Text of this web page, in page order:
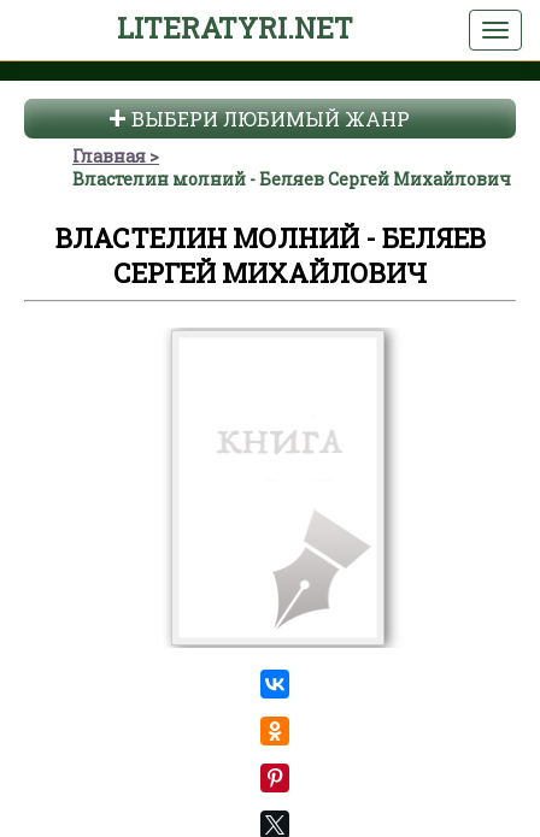
LITERATYRI.NET
ВЫБЕРИ ЛЮБИМЫЙ ЖАНР
Главная
Властелин молний - Беляев Сергей Михайлович
ВЛАСТЕЛИН МОЛНИЙ - БЕЛЯЕВ
СЕРГЕЙ МИХАЙЛОВИЧ